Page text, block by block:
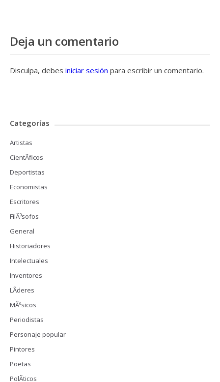
Deja un comentario
Disculpa, debes iniciar sesión para escribir un comentario.
Categorías
Artistas
CientÃ­ficos
Deportistas
Economistas
Escritores
FilÃ³sofos
General
Historiadores
Intelectuales
Inventores
LÃ­deres
MÃºsicos
Periodistas
Personaje popular
Pintores
Poetas
PolÃ­ticos